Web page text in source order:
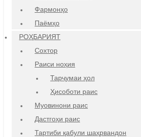
Фармонҳо
Паёмҳо
РОҲБАРИЯТ
Сохтор
Раиси ноҳия
Тарҷумаи ҳол
Ҳисоботи раис
Муовинони раис
Дастгоҳи раис
Тартиби қабули шаҳрвандон